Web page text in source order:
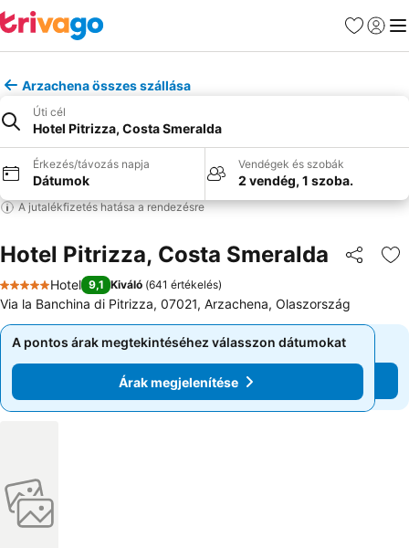
Kedvencek
Arzachena összes szállása
Úti cél
Hotel Pitrizza, Costa Smeralda
Érkezés/távozás napja
Dátumok
Vendégek és szobák
2 vendég, 1 szoba.
A jutalékfizetés hatása a rendezésre
Hotel Pitrizza, Costa Smeralda
5 Kategória
Hotel 9,1 Kiváló (641 értékelés)
Via la Banchina di Pitrizza, 07021, Arzachena, Olaszország
A pontos árak megtekintéséhez válasszon dátumokat
Árak megjelenítése
A pontos árak megtekintéséhez válasszon dátumokat
Árak megjelenítése